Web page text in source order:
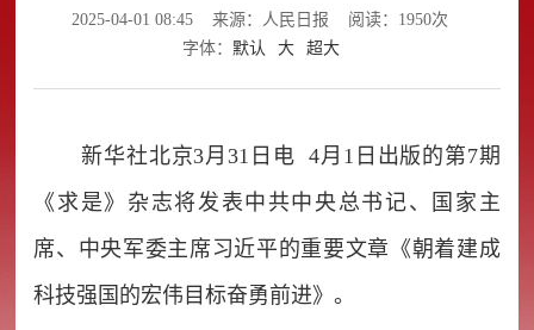
2025-04-01 08:45 来源：人民日报
阅读：1950次
字体： 默认 大 超大
新华社北京3月31日电 4月1日出版的第7期
《求是》杂志将发表中共中央总书记、国家主
席、中央军委主席习近平的重要文章《朝着建成
科技强国的宏伟目标奋勇前进》。